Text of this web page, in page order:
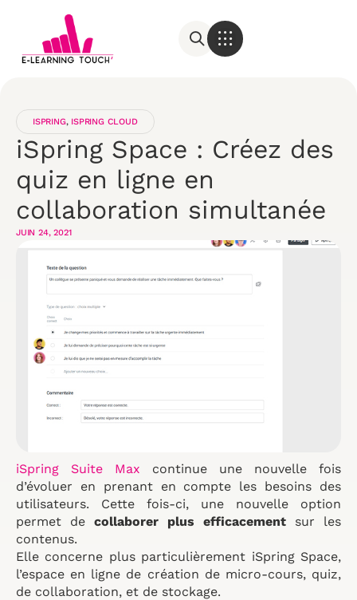
ISPRING, ISPRING CLOUD
iSpring Space : Créez des
quiz en ligne en
collaboration simultanée
JUIN 24, 2021
iSpring Suite Max continue une nouvelle fois
d’évoluer en prenant en compte les besoins des
utilisateurs. Cette fois-ci, une nouvelle option
permet de collaborer plus efficacement sur les
contenus.
Elle concerne plus particulièrement iSpring Space,
l’espace en ligne de création de micro-cours, quiz,
de collaboration, et de stockage.